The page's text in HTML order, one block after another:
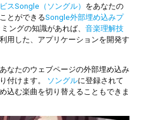
スSongle（ソングル） をあなたの
とができるSongle外部埋め込みプ
ングの知識があれば、音楽理解技
用した、アプリケーションを開発す
なたのウェブページの外部埋め込み
付けます。 ソングルに登録されて
込む楽曲を切り替えることもできま